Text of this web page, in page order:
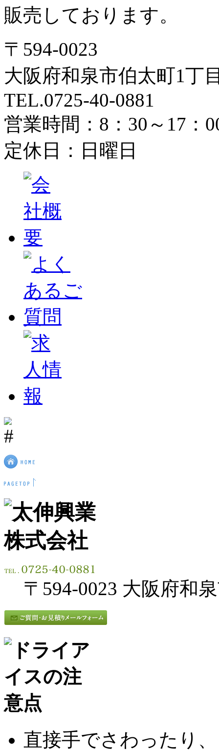
販売しております。
〒594-0023
大阪府和泉市伯太町1丁
TEL.0725-40-0881
営業時間：8：30～17：
定休日：日曜日
〒594-0023 大阪府和
直接手でさわったり